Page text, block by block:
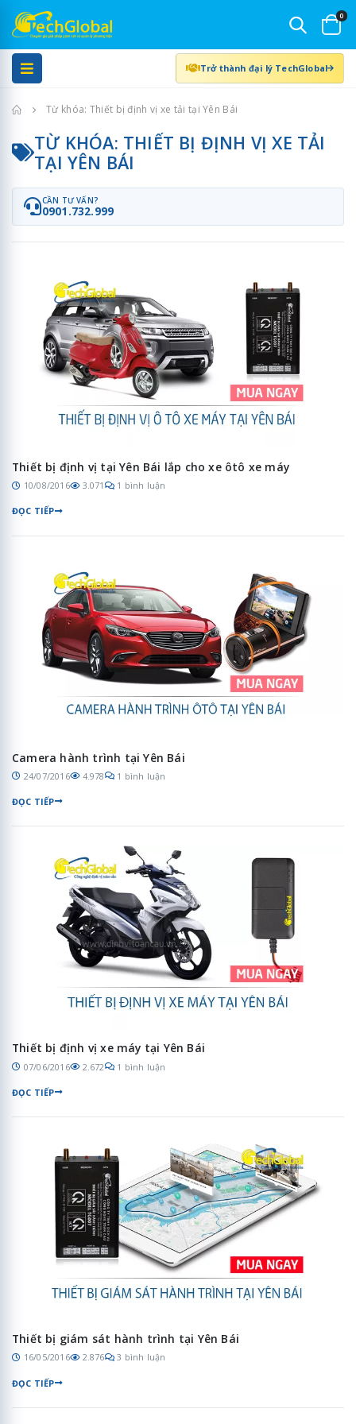
0
Trở thành đại lý TechGlobal
Trang chủTừ khóa: Thiết bị định vị xe tải tại Yên Bái
TỪ KHÓA: THIẾT BỊ ĐỊNH VỊ XE TẢI
TẠI YÊN BÁI
CẦN TƯ VẤN?
0901.732.999
Thiết bị định vị tại Yên Bái lắp cho xe ôtô xe máy
10/08/2016 3.071 1 bình luận
ĐỌC TIẾP
Camera hành trình tại Yên Bái
24/07/2016 4.978 1 bình luận
ĐỌC TIẾP
Thiết bị định vị xe máy tại Yên Bái
07/06/2016 2.672 1 bình luận
ĐỌC TIẾP
Thiết bị giám sát hành trình tại Yên Bái
16/05/2016 2.876 3 bình luận
ĐỌC TIẾP